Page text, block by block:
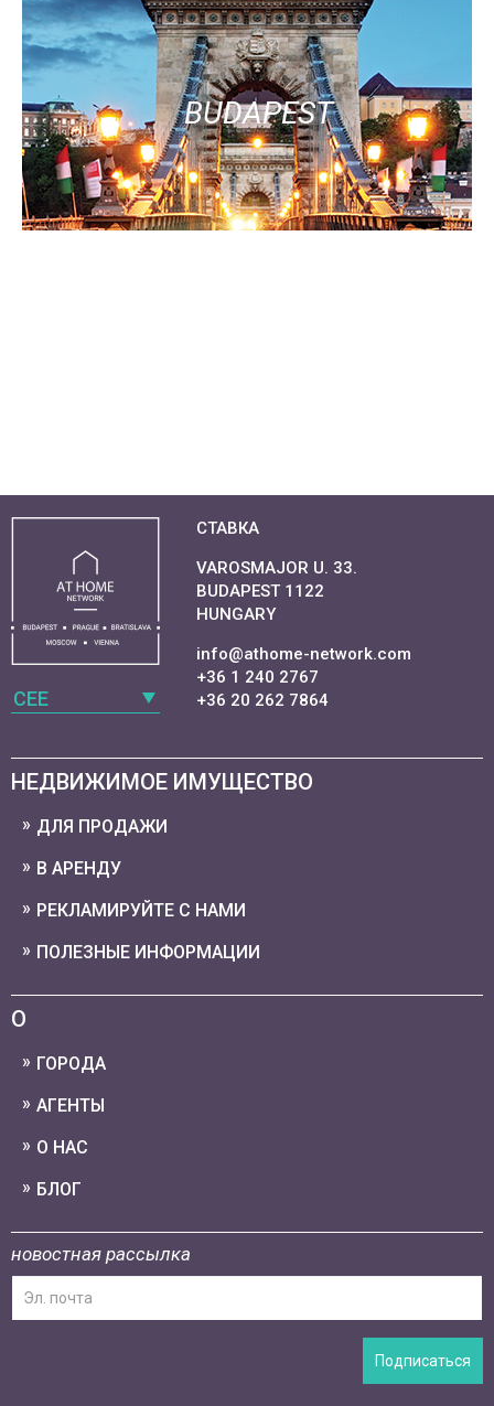
BUDAPEST
CEE
СТАВКА
VAROSMAJOR U. 33.
BUDAPEST 1122
HUNGARY
info@athome-network.com
+36 1 240 2767
+36 20 262 7864
НЕДВИЖИМОЕ ИМУЩЕСТВО
ДЛЯ ПРОДАЖИ
В АРЕНДУ
РЕКЛАМИРУЙТЕ С НАМИ
ПОЛЕЗНЫЕ ИНФОРМАЦИИ
О
ГОРОДА
АГЕНТЫ
О НАС
БЛОГ
новостная рассылка
Подписаться